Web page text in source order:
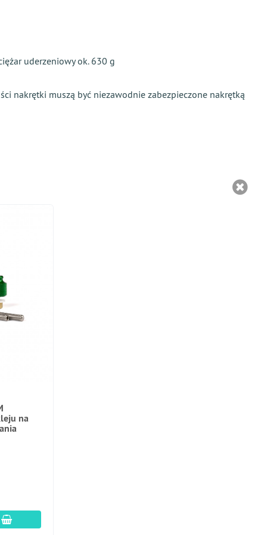
uderzeniowy ok. 630 g
nakrętki muszą być niezawodnie zabezpieczone nakrętką
na
dodaj do koszyka